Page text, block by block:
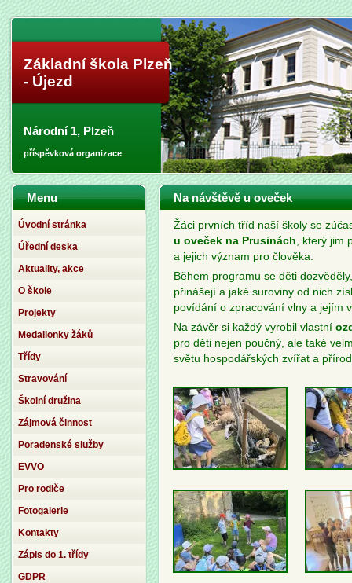
Základní škola Plzeň
- Újezd
Národní 1, Plzeň
příspěvková organizace
Na návštěvě u oveček
Žáci prvních tříd naší školy se
u oveček na Prusinách, který jim
a jejich význam pro člověka.
Během programu se děti
přinášejí a jaké suroviny od nich
povídání o zpracování vlny a jejím
Na závěr si každý vyrobil vlastní
pro děti nejen poučný, ale také
světu hospodářských zvířat a
Menu
Úvodní stránka
Úřední deska
Aktuality, akce
O škole
Projekty
Medailonky žáků
Třídy
Stravování
Školní družina
Zájmová činnost
Poradenské služby
EVVO
Pro rodiče
Fotogalerie
Kontakty
Zápis do 1. třídy
GDPR